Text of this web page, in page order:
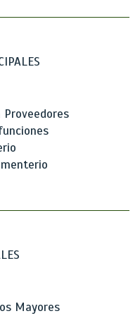
Proveedores
Mayores